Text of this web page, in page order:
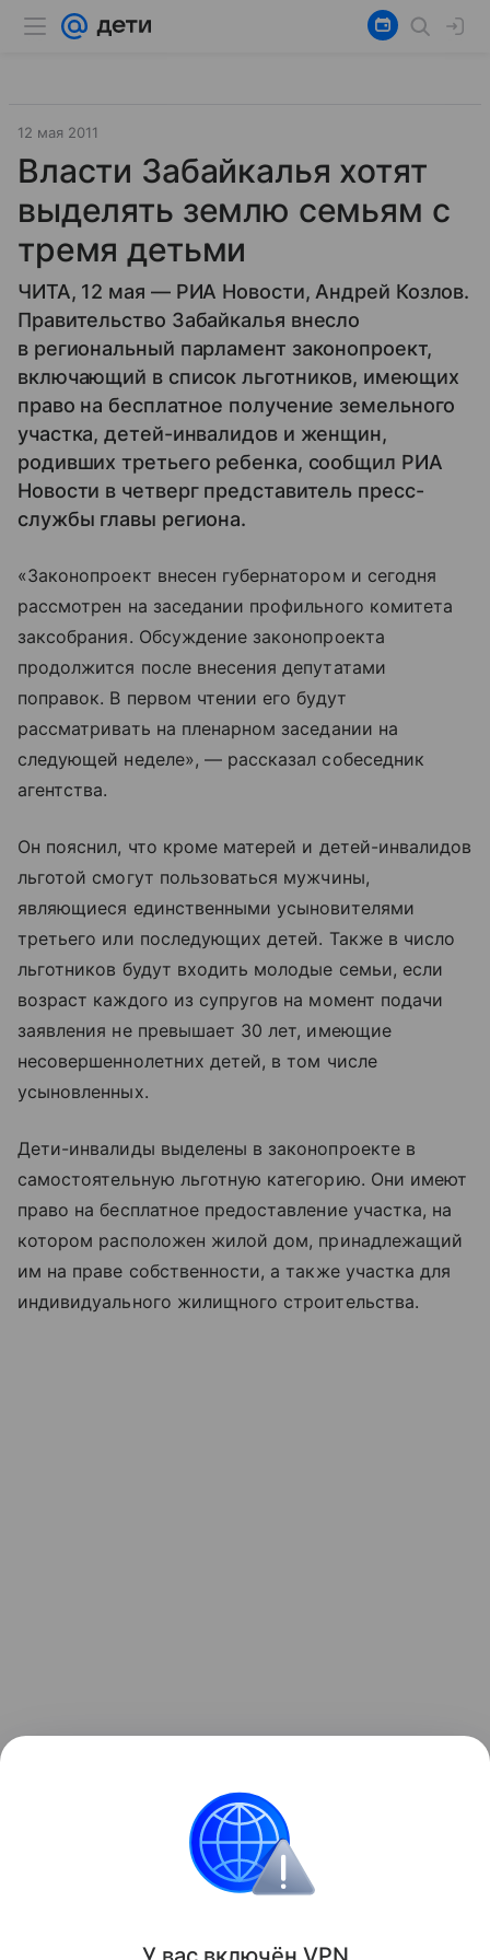
12 мая 2011
Власти Забайкалья хотят
выделять землю семьям с
тремя детьми
ЧИТА, 12 мая — РИА Новости, Андрей Козлов.
Правительство Забайкалья внесло
в региональный парламент законопроект,
включающий в список льготников, имеющих
право на бесплатное получение земельного
участка, детей-инвалидов и женщин,
родивших третьего ребенка, сообщил РИА
Новости в четверг представитель пресс-
службы главы региона.
«Законопроект внесен губернатором и сегодня
рассмотрен на заседании профильного комитета
заксобрания. Обсуждение законопроекта
продолжится после внесения депутатами
поправок. В первом чтении его будут
рассматривать на пленарном заседании на
следующей неделе», — рассказал собеседник
агентства.
Он пояснил, что кроме матерей и детей-инвалидов
льготой смогут пользоваться мужчины,
являющиеся единственными усыновителями
третьего или последующих детей. Также в число
льготников будут входить молодые семьи, если
возраст каждого из супругов на момент подачи
заявления не превышает 30 лет, имеющие
несовершеннолетних детей, в том числе
усыновленных.
Дети-инвалиды выделены в законопроекте в
самостоятельную льготную категорию. Они имеют
право на бесплатное предоставление участка, на
котором расположен жилой дом, принадлежащий
им на праве собственности, а также участка для
индивидуального жилищного строительства.
детей-инвалидов, всего по краю — 4,77 тысячи. В
жилье нуждаются и более 1,5 тысячи участников
подпрограммы “Обеспечение жильем молодых
семей” федеральной программы “Жилище”», —